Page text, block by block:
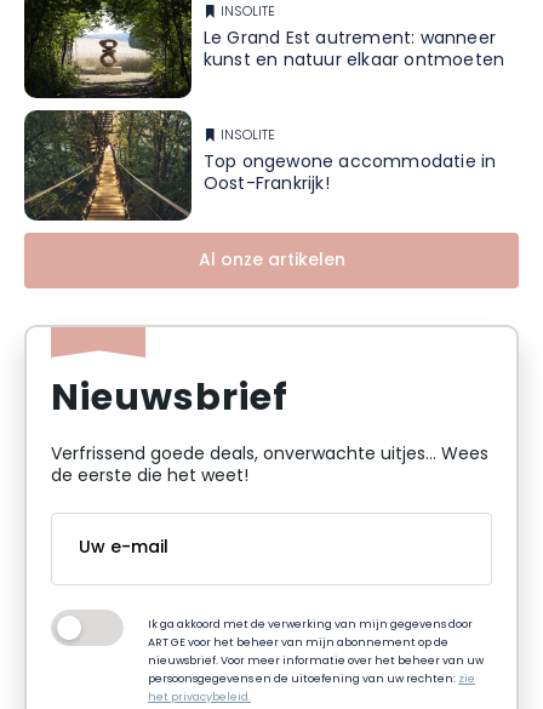
INSOLITE
Le Grand Est autrement: wanneer
kunst en natuur elkaar ontmoeten
INSOLITE
Top ongewone accommodatie in
Oost-Frankrijk!
Al onze artikelen
Nieuwsbrief
Verfrissend goede deals, onverwachte uitjes... Wees
de eerste die het weet!
Ik ga akkoord met de verwerking van mijn gegevens door
ART GE voor het beheer van mijn abonnement op de
nieuwsbrief. Voor meer informatie over het beheer van uw
persoonsgegevens en de uitoefening van uw rechten:zie
het privacybeleid.